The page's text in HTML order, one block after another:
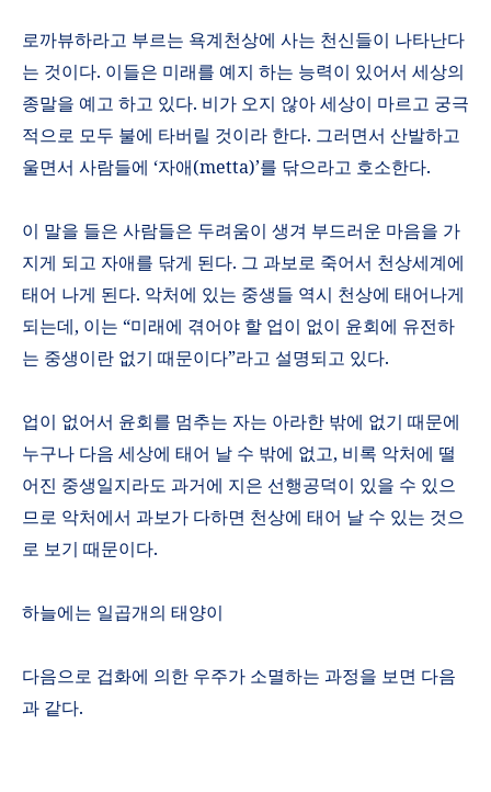
로까뷰하라고 부르는 욕계천상에 사는 천신들이 나타난다
는 것이다. 이들은 미래를 예지 하는 능력이 있어서 세상의
종말을 예고 하고 있다. 비가 오지 않아 세상이 마르고 궁극
적으로 모두 불에 타버릴 것이라 한다. 그러면서 산발하고
울면서 사람들에 ‘자애(metta)’를 닦으라고 호소한다.
이 말을 들은 사람들은 두려움이 생겨 부드러운 마음을 가
지게 되고 자애를 닦게 된다. 그 과보로 죽어서 천상세계에
태어 나게 된다. 악처에 있는 중생들 역시 천상에 태어나게
되는데, 이는 “미래에 겪어야 할 업이 없이 윤회에 유전하
는 중생이란 없기 때문이다”라고 설명되고 있다.
업이 없어서 윤회를 멈추는 자는 아라한 밖에 없기 때문에
누구나 다음 세상에 태어 날 수 밖에 없고, 비록 악처에 떨
어진 중생일지라도 과거에 지은 선행공덕이 있을 수 있으
므로 악처에서 과보가 다하면 천상에 태어 날 수 있는 것으
로 보기 때문이다.
하늘에는 일곱개의 태양이
다음으로 겁화에 의한 우주가 소멸하는 과정을 보면 다음
과 같다.